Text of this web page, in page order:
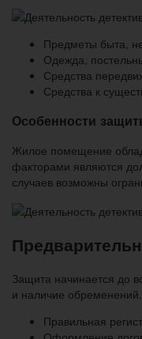
Предметы быта,
Одежда,
Средства
Средства к
Особенности
Жилое помещение
факторами являются
случаев возможны
Защита начинается до
и наличие
Правильная